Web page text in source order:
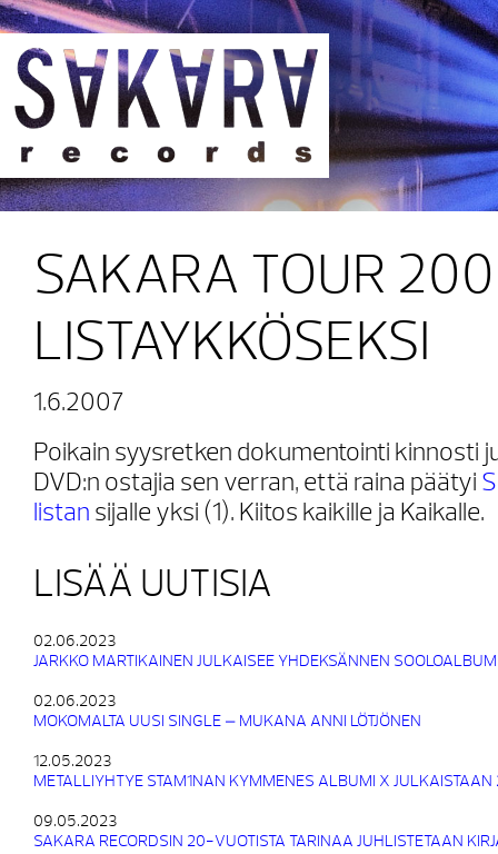
Sakara Records
SAKARA TOUR
LISTAYKKÖSEKSI
1.6.2007
Poikain syysretken dokumentointi kinnosti
DVD:n ostajia sen verran, että raina päätyi
listan sijalle yksi (1). Kiitos kaikille ja Kaikalle.
LISÄÄ UUTISIA
02.06.2023
JARKKO MARTIKAINEN JULKAISEE YHDEKSÄNNEN
02.06.2023
MOKOMALTA UUSI SINGLE – MUKANA ANNI LÖTJÖNEN
12.05.2023
METALLIYHTYE STAM1NAN KYMMENES ALBUMI X
09.05.2023
SAKARA RECORDSIN 20-VUOTISTA TARINAA JUHLISTETAAN